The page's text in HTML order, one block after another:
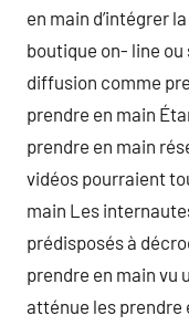
en main d’intégrer
boutique on- line
diffusion comme
prendre en main
prendre en main
vidéos pourraient
main Les
prédisposés à
prendre en main vu
atténue les prendre